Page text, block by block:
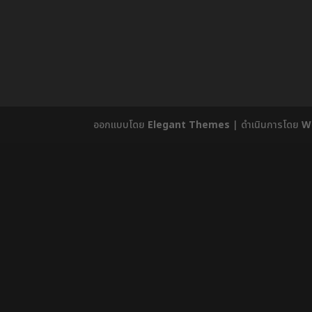
ออกแบบโดย Elegant Themes | ดำเนินการโดย